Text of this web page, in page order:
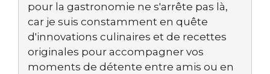
pour la gastronomie ne s'arrête pas là,
car je suis constamment en quête
d'innovations culinaires et de recettes
originales pour accompagner vos
moments de détente entre amis ou en